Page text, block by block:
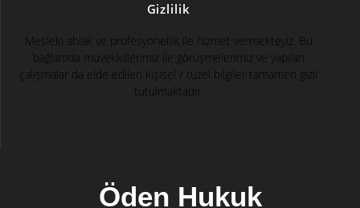
Gizlilik
Mesleki ahlak ve profesyonellik ile hizmet vermekteyiz. Bu
bağlamda müvekkillerimiz ile görüşmelerimiz ve yapılan
çalışmalar da elde edilen kişisel / tüzel bilgiler tamamen gizli
tutulmaktadır.
Öden Hukuk